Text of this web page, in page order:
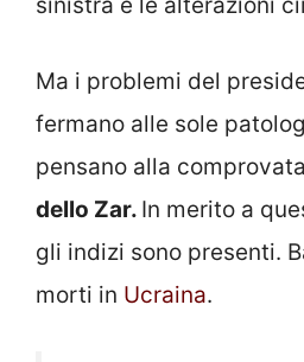
Ma i problemi del
fermano alle sole
pensano alla comprovata
dello Zar. In merito a
gli indizi sono presenti.
morti in Ucraina.